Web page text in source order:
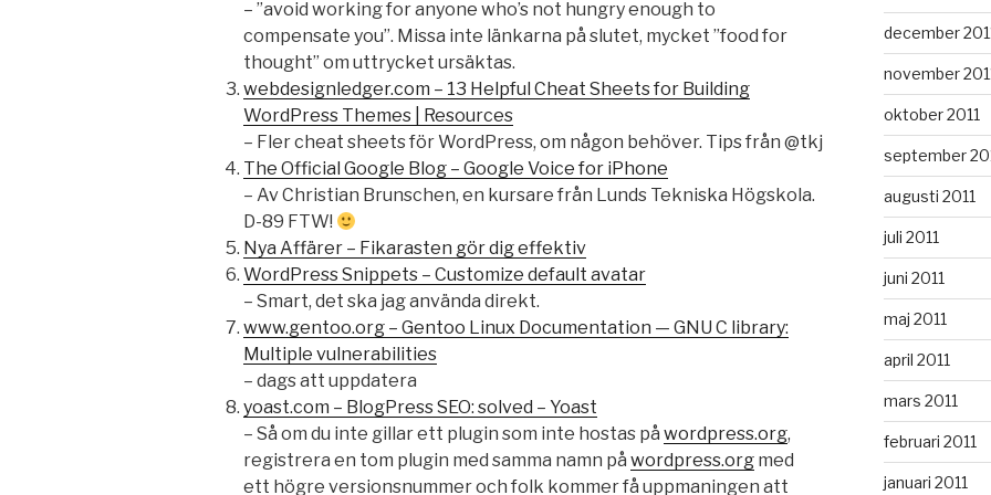
– ”avoid working for anyone who’s not hungry enough to
compensate you”. Missa inte länkarna på slutet, mycket ”food for
thought” om uttrycket ursäktas.
webdesignledger.com – 13 Helpful Cheat Sheets for Building
WordPress Themes | Resources
– Fler cheat sheets för WordPress, om någon behöver. Tips från @tkj
The Official Google Blog – Google Voice for iPhone
– Av Christian Brunschen, en kursare från Lunds Tekniska Högskola.
D-89 FTW!
Nya Affärer – Fikarasten gör dig effektiv
WordPress Snippets – Customize default avatar
– Smart, det ska jag använda direkt.
www.gentoo.org – Gentoo Linux Documentation — GNU C library:
Multiple vulnerabilities
– dags att uppdatera
yoast.com – BlogPress SEO: solved – Yoast
– Så om du inte gillar ett plugin som inte hostas på wordpress.org,
registrera en tom plugin med samma namn på wordpress.org med
ett högre versionsnummer och folk kommer få uppmaningen att
december
november
oktober 2011
september
augusti 2011
juli 2011
juni 2011
maj 2011
april 2011
mars 2011
februari 2011
januari 2011